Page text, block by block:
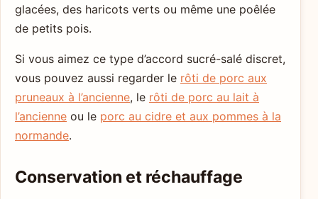
glacées, des haricots verts ou même une poêlée
de petits pois.
Si vous aimez ce type d’accord sucré-salé discret,
vous pouvez aussi regarder le rôti de porc aux
pruneaux à l’ancienne, le rôti de porc au lait à
l’ancienne ou le porc au cidre et aux pommes à la
normande.
Conservation et réchauffage